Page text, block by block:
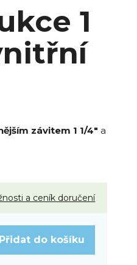
1
závitem 1 1/4" a
a ceník doručení
Přidat do košíku